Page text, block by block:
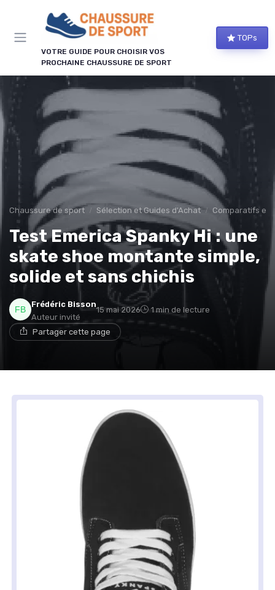
VOTRE GUIDE POUR CHOISIR VOS
PROCHAINE CHAUSSURE DE SPORT
TOPs
Chaussure de sport Sélection et Guides d'Achat Comparatifs et
Test Emerica Spanky Hi : une
skate shoe montante simple,
solide et sans chichis
Frédéric Bisson
Auteur invité
15 mai 2026 1 min de lecture
Partager cette page